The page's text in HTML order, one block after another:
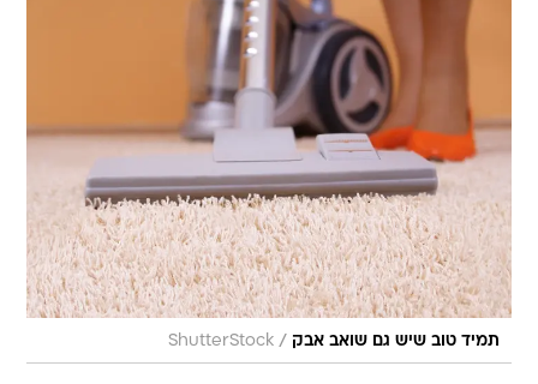
תמיד טוב שיש גם שואב אבק /
ShutterStock